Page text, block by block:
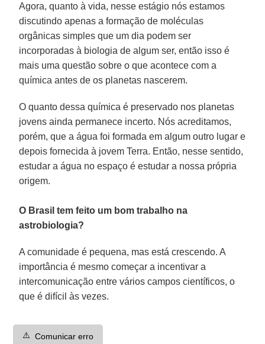
Agora, quanto à vida, nesse estágio nós estamos
discutindo apenas a formação de moléculas
orgânicas simples que um dia podem ser
incorporadas à biologia de algum ser, então isso é
mais uma questão sobre o que acontece com a
química antes de os planetas nascerem.
O quanto dessa química é preservado nos planetas
jovens ainda permanece incerto. Nós acreditamos,
porém, que a água foi formada em algum outro lugar e
depois fornecida à jovem Terra. Então, nesse sentido,
estudar a água no espaço é estudar a nossa própria
origem.
O Brasil tem feito um bom trabalho na
astrobiologia?
A comunidade é pequena, mas está crescendo. A
importância é mesmo começar a incentivar a
intercomunicação entre vários campos científicos, o
que é difícil às vezes.
⚠️ Comunicar erro